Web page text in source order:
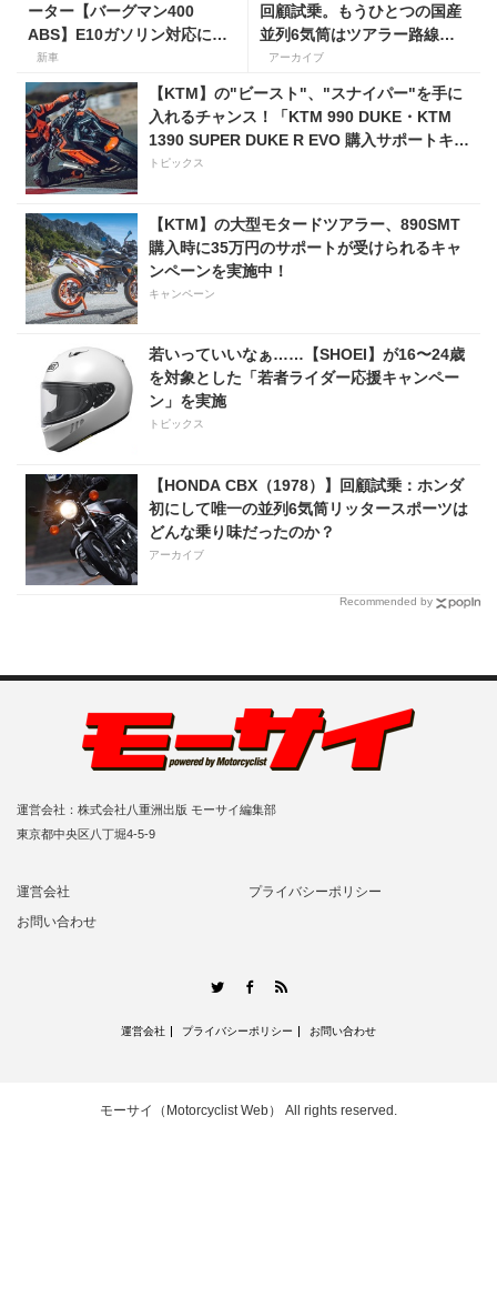
ーター【バーグマン400
ABS】E10ガソリン対応に仕
様変更して発売。価格は据え
置きの98万100円！
新車
回顧試乗。もうひとつの国産
並列6気筒はツアラー路線で
生き残った
アーカイブ
【KTM】の"ビースト"、"スナイパー"を手に
入れるチャンス！「KTM 990 DUKE・KTM
1390 SUPER DUKE R EVO 購入サポートキャ
ンペーン」
トピックス
【KTM】の大型モタードツアラー、890SMT
購入時に35万円のサポートが受けられるキャ
ンペーンを実施中！
キャンペーン
若いっていいなぁ……【SHOEI】が16〜24歳
を対象とした「若者ライダー応援キャンペー
ン」を実施
トピックス
【HONDA CBX（1978）】回顧試乗：ホンダ
初にして唯一の並列6気筒リッタースポーツは
どんな乗り味だったのか？
アーカイブ
Recommended by
運営会社：株式会社八重洲出版 モーサイ編集部
東京都中央区八丁堀4-5-9
運営会社
プライバシーポリシー
お問い合わせ
TwitterFacebook
運営会社 プライバシーポリシー お問い合わせ
モーサイ（Motorcyclist Web） All rights reserved.